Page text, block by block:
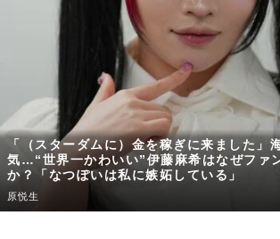
「（スターダムに）金を稼ぎに来ました」
気…“世界一かわいい”伊藤麻希はなぜファ
か？「なつぽいは私に嫉妬している」
原悦生